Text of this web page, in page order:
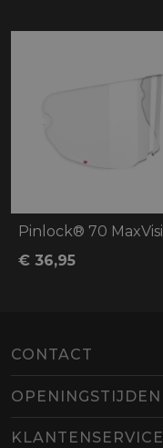
€ 36,95
CONTACT
OPENINGSTIJDEN
Maandag
KLANTENSERVICE